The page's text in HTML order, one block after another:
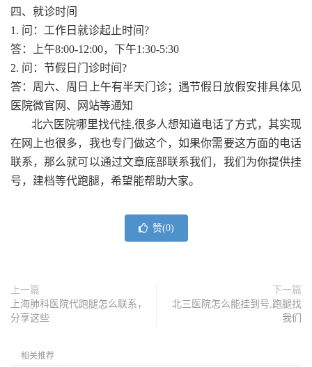
四、就诊时间
1. 问：工作日就诊起止时间?
答：上午8:00-12:00，下午1:30-5:30
2. 问：节假日门诊时间?
答：周六、周日上午有半天门诊；遇节假日放假安排具体见
医院微官网、网站等通知
北六医院哪里找代挂,很多人想知道电话了方式，其实现
在网上也很多，我也专门做这个，如果你需要这方面的电话
联系，那么就可以通过文章底部联系我们，我们为你提供挂
号，建档等代跑腿，希望能帮助大家。
赞(0)
上一篇
上海肺科医院代跑腿怎么联系，
分享这些
下一篇
北三医院怎么能挂到号,跑腿找
我们
相关推荐